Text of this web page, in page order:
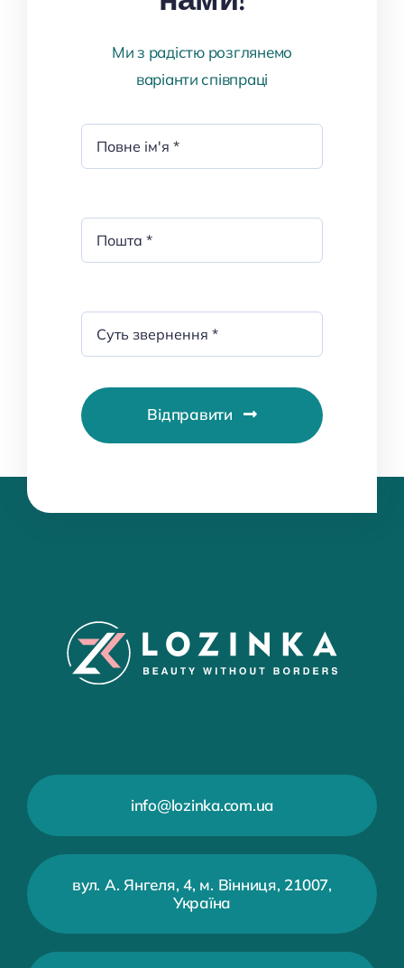
Ми з радістю розглянемо
варіанти співпраці
Відправити
info@lozinka.com.ua
вул. А. Янгеля, 4, м. Вінниця, 21007,
Україна